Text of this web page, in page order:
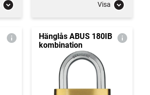
Visa
Hänglås ABUS 180IB
kombination